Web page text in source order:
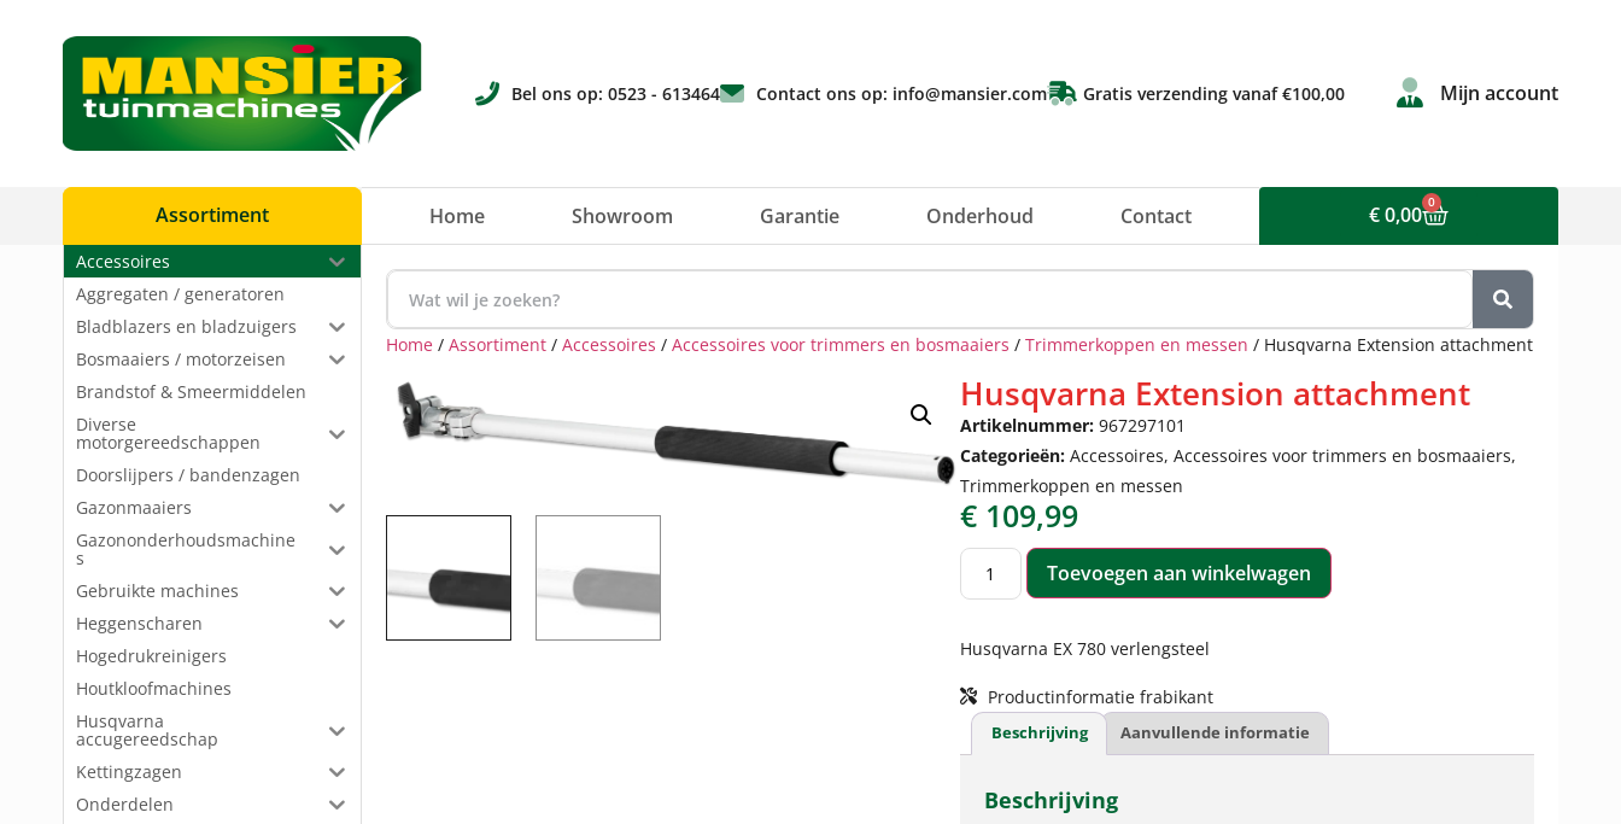
Bel ons op: 0523 - 613464 Contact ons op: info@mansier.com Gratis verzending vanaf €100,00 Mijn account
Assortiment Home Showroom Garantie Onderhoud Contact €0,00 0
Accessoires
Aggregaten / generatoren
Bladblazers en bladzuigers
Bosmaaiers / motorzeisen
Brandstof & Smeermiddelen
Diverse
motorgereedschappen
Doorslijpers / bandenzagen
Gazonmaaiers
Gazononderhoudsmachine
s
Gebruikte machines
Heggenscharen
Hogedrukreinigers
Houtkloofmachines
Husqvarna
accugereedschap
Kettingzagen
Onderdelen
Home / Assortiment / Accessoires / Accessoires voor trimmers en bosmaaiers / Trimmerkoppen en messen / Husqvarna Extension attachment
Husqvarna Extension attachment
Artikelnummer: 967297101
Categorieën: Accessoires, Accessoires voor trimmers en bosmaaiers,
Trimmerkoppen en messen
€ 109,99
Toevoegen aan winkelwagen
Husqvarna EX 780 verlengsteel
Productinformatie frabikant
Beschrijving Aanvullende informatie
Beschrijving